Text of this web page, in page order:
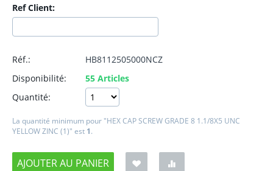
Ref Client:
Réf.:
HB8112505000NCZ
Disponibilité:
55 Articles
Quantité:
La quantité minimum pour "HEX CAP SCREW GRADE 8 1.1/8X5 UNC
YELLOW ZINC (1)" est 1.
AJOUTER AU PANIER